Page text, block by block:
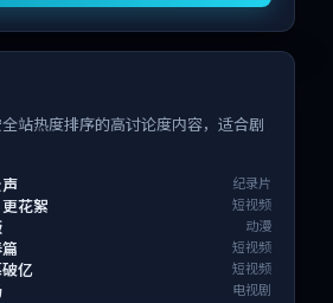
站热度排序的高讨论度内容，适合剧
纪录片
花絮 短视频
动漫
短视频
亿 短视频
电视剧